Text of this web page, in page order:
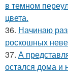
в темном
цвета.
36. Начинаю
роскошных
37. А
остался дома и